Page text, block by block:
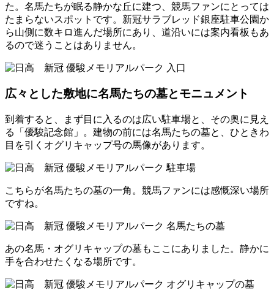
た。名馬たちが眠る静かな丘に建つ、競馬ファンにとっては
たまらないスポットです。新冠サラブレッド銀座駐車公園か
ら山側に数キロ進んだ場所にあり、道沿いには案内看板もあ
るので迷うことはありません。
広々とした敷地に名馬たちの墓とモニュメント
到着すると、まず目に入るのは広い駐車場と、その奥に見え
る「優駿記念館」。建物の前には名馬たちの墓と、ひときわ
目を引くオグリキャップ号の馬像があります。
こちらが名馬たちの墓の一角。競馬ファンには感慨深い場所
ですね。
あの名馬・オグリキャップの墓もここにありました。静かに
手を合わせたくなる場所です。